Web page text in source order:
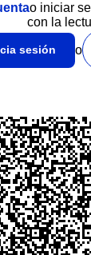
o iniciar
con la
sesión o